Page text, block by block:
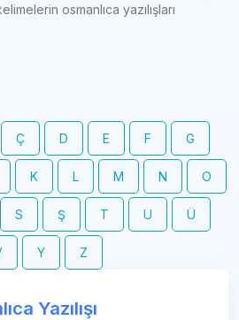
osmanlıca yazılışları
Ç D E F G
K L M N O
S Ş T U Ü
Y Z
Yazılışı